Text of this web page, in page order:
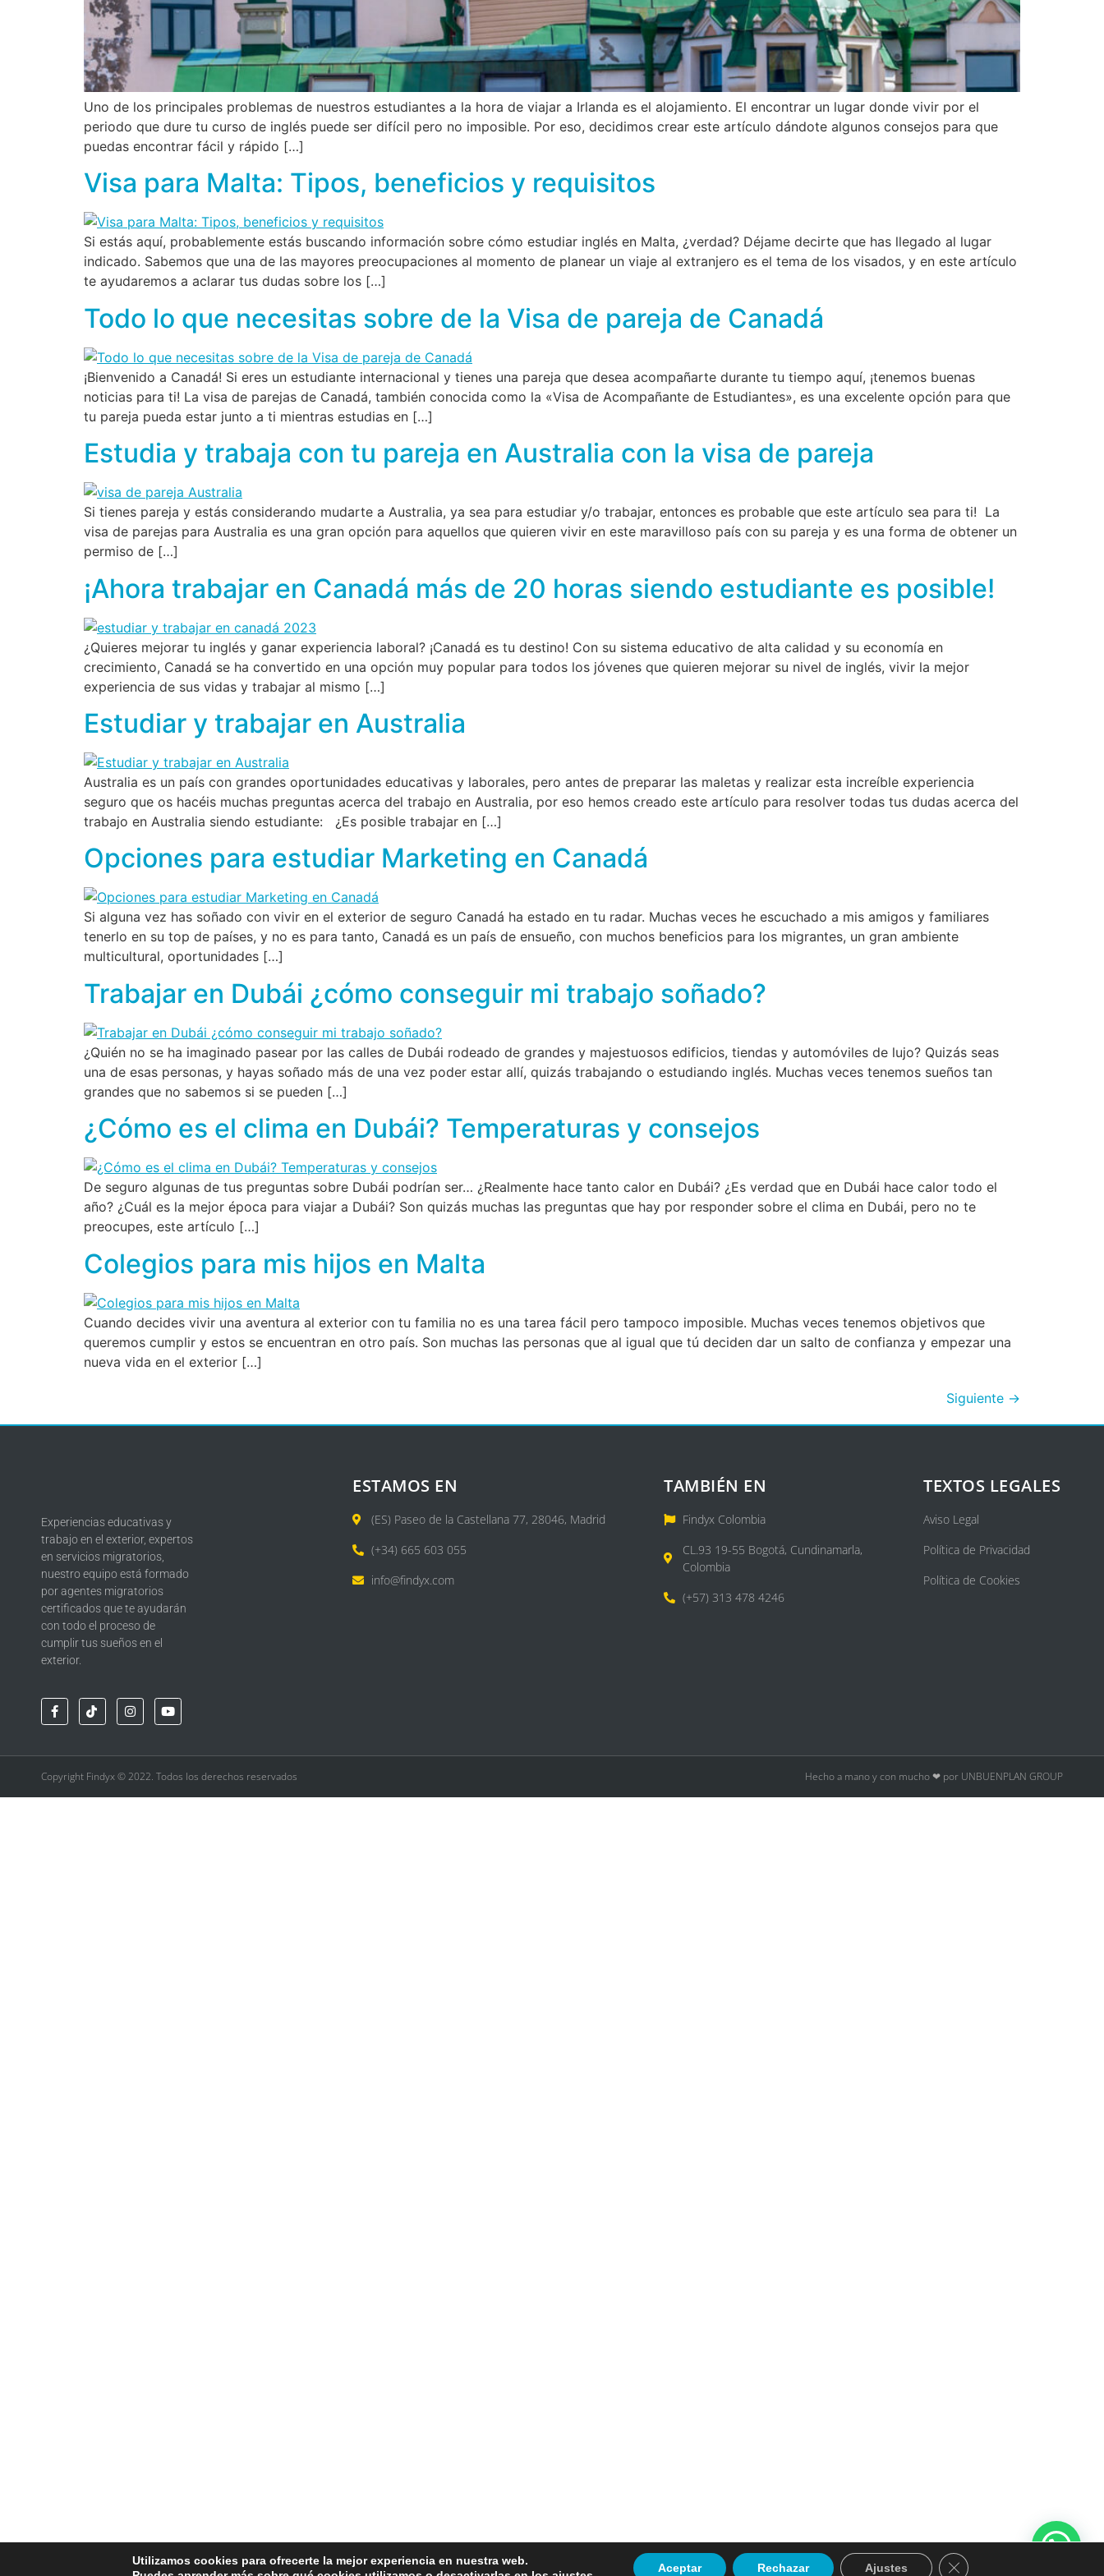
Uno de los principales problemas de nuestros estudiantes a la hora de viajar a Irlanda es el alojamiento. El encontrar un lugar donde vivir por el
periodo que dure tu curso de inglés puede ser difícil pero no imposible. Por eso, decidimos crear este artículo dándote algunos consejos para que
puedas encontrar fácil y rápido […]
Visa para Malta: Tipos, beneficios y requisitos
Si estás aquí, probablemente estás buscando información sobre cómo estudiar inglés en Malta, ¿verdad? Déjame decirte que has llegado al lugar
indicado. Sabemos que una de las mayores preocupaciones al momento de planear un viaje al extranjero es el tema de los visados, y en este artículo
te ayudaremos a aclarar tus dudas sobre los […]
Todo lo que necesitas sobre de la Visa de pareja de Canadá
¡Bienvenido a Canadá! Si eres un estudiante internacional y tienes una pareja que desea acompañarte durante tu tiempo aquí, ¡tenemos buenas
noticias para ti! La visa de parejas de Canadá, también conocida como la «Visa de Acompañante de Estudiantes», es una excelente opción para que
tu pareja pueda estar junto a ti mientras estudias en […]
Estudia y trabaja con tu pareja en Australia con la visa de pareja
Si tienes pareja y estás considerando mudarte a Australia, ya sea para estudiar y/o trabajar, entonces es probable que este artículo sea para ti! La
visa de parejas para Australia es una gran opción para aquellos que quieren vivir en este maravilloso país con su pareja y es una forma de obtener un
permiso de […]
¡Ahora trabajar en Canadá más de 20 horas siendo estudiante es posible!
¿Quieres mejorar tu inglés y ganar experiencia laboral? ¡Canadá es tu destino! Con su sistema educativo de alta calidad y su economía en
crecimiento, Canadá se ha convertido en una opción muy popular para todos los jóvenes que quieren mejorar su nivel de inglés, vivir la mejor
experiencia de sus vidas y trabajar al mismo […]
Estudiar y trabajar en Australia
Australia es un país con grandes oportunidades educativas y laborales, pero antes de preparar las maletas y realizar esta increíble experiencia
seguro que os hacéis muchas preguntas acerca del trabajo en Australia, por eso hemos creado este artículo para resolver todas tus dudas acerca del
trabajo en Australia siendo estudiante: ¿Es posible trabajar en […]
Opciones para estudiar Marketing en Canadá
Si alguna vez has soñado con vivir en el exterior de seguro Canadá ha estado en tu radar. Muchas veces he escuchado a mis amigos y familiares
tenerlo en su top de países, y no es para tanto, Canadá es un país de ensueño, con muchos beneficios para los migrantes, un gran ambiente
multicultural, oportunidades […]
Trabajar en Dubái ¿cómo conseguir mi trabajo soñado?
¿Quién no se ha imaginado pasear por las calles de Dubái rodeado de grandes y majestuosos edificios, tiendas y automóviles de lujo? Quizás seas
una de esas personas, y hayas soñado más de una vez poder estar allí, quizás trabajando o estudiando inglés. Muchas veces tenemos sueños tan
grandes que no sabemos si se pueden […]
¿Cómo es el clima en Dubái? Temperaturas y consejos
De seguro algunas de tus preguntas sobre Dubái podrían ser… ¿Realmente hace tanto calor en Dubái? ¿Es verdad que en Dubái hace calor todo el
año? ¿Cuál es la mejor época para viajar a Dubái? Son quizás muchas las preguntas que hay por responder sobre el clima en Dubái, pero no te
preocupes, este artículo […]
Colegios para mis hijos en Malta
Cuando decides vivir una aventura al exterior con tu familia no es una tarea fácil pero tampoco imposible. Muchas veces tenemos objetivos que
queremos cumplir y estos se encuentran en otro país. Son muchas las personas que al igual que tú deciden dar un salto de confianza y empezar una
nueva vida en el exterior […]
Siguiente →
Experiencias educativas y
trabajo en el exterior, expertos
en servicios migratorios,
nuestro equipo está formado
por agentes migratorios
certificados que te ayudarán
con todo el proceso de
cumplir tus sueños en el
exterior.
ESTAMOS EN
(ES) Paseo de la Castellana 77, 28046, Madrid
(+34) 665 603 055
info@findyx.com
TAMBIÉN EN
Findyx Colombia
CL.93 19-55 Bogotá, Cundinamarla,
Colombia
(+57) 313 478 4246
TEXTOS LEGALES
Aviso Legal
Política de Privacidad
Política de Cookies
Copyright Findyx © 2022. Todos los derechos reservados Hecho a mano y con mucho ❤ por UNBUENPLAN GROUP
Utilizamos cookies para ofrecerte la mejor experiencia en nuestra web.
Aceptar Rechazar Ajustes Cerrar el banner de cookies